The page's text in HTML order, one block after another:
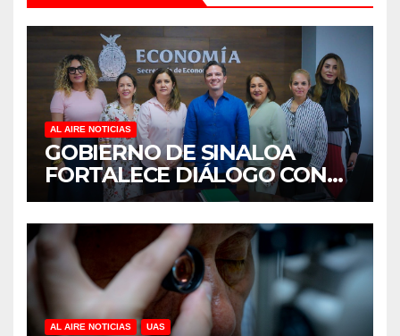
AL AIRE NOTICIAS
GOBIERNO DE SINALOA
FORTALECE DIÁLOGO CON
MUJERES EMPRESARIAS DE
CULIACÁN
AL AIRE NOTICIAS UAS